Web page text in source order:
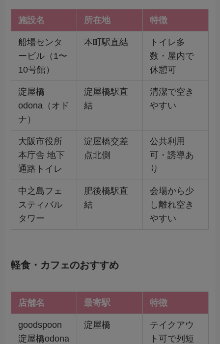
施設名 所在地 特徴
船場センタ
ービル（1〜
10号館）
本町駅直結
トイレ多
数・屋内で
休憩可
淀屋橋
odona（オド
ナ）
淀屋橋駅直
結
清潔で空き
やすい
大阪市役所
本庁舎 地下
通路トイレ
淀屋橋交差
点北側
公共利用
可・誘導あ
り
中之島フェ
スティバル
タワー
肥後橋駅直
結
会場から少
し離れ空き
やすい
軽食・カフェのおすすめ
店舗名 最寄駅 特徴
goodspoon
淀屋橋odona
淀屋橋
テイクアウ
ト可で列短